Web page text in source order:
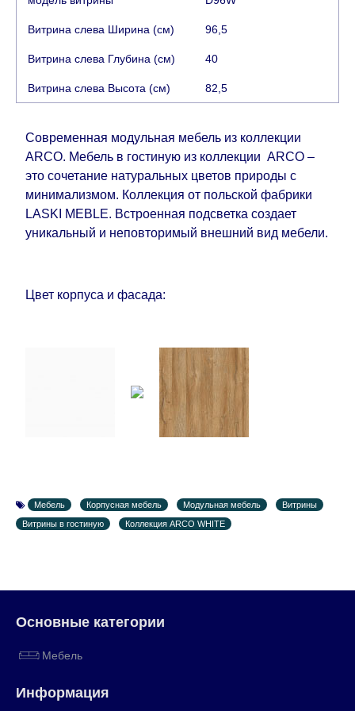
кредитной
Возможны задержки, связанные с морской
которые не может повлиять Поставщик, в этих
случаях срок доставки будет продлен еще на 30
рабочих дней и не будет считаться
прилагают все усилия, чтобы максимально
ускоритьдоставку, но, не имея возможности
это гарантировать, поэтому интернет-магазин
не несет ответственности за какие-либо
задержки.
Мебель из категории "Модульная мебель"
поступления модулей с фабрики, в течение
Витрина слева Ширина (см) 96,5
Витрина слева Глубина (см) 40
Витрина слева Высота (см) 82,5
Современная модульная мебель из коллекции
ARCO. Мебель в гостиную из коллекции ARCO –
это сочетание натуральных цветов природы с
минимализмом. Коллекция от польской фабрики
LASKI MEBLE. Встроенная подсветка создает
уникальный и неповторимый внешний вид мебели.
Цвет корпуса и фасада:
Мебель Корпусная мебель Модульная мебель
Витрины
Витрины в гостиную
Коллекция ARCO WHITE
Основные категории
Мебель
Информация